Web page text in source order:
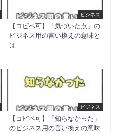
ビジネス
【コピペ可】「気づいた点」の
ビジネス用の言い換えの意味と
は
ビジネス
【コピペ可】「知らなかった」
のビジネス用の言い換えの意味